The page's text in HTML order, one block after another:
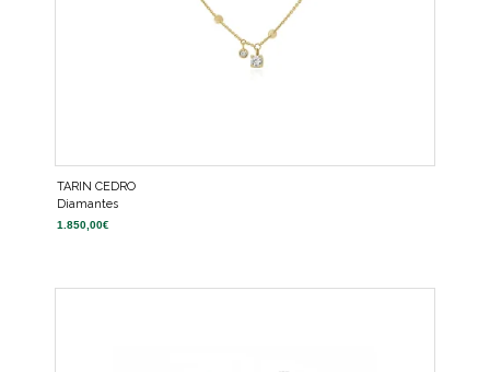
TARIN CEDRO
Diamantes
1.850,00€